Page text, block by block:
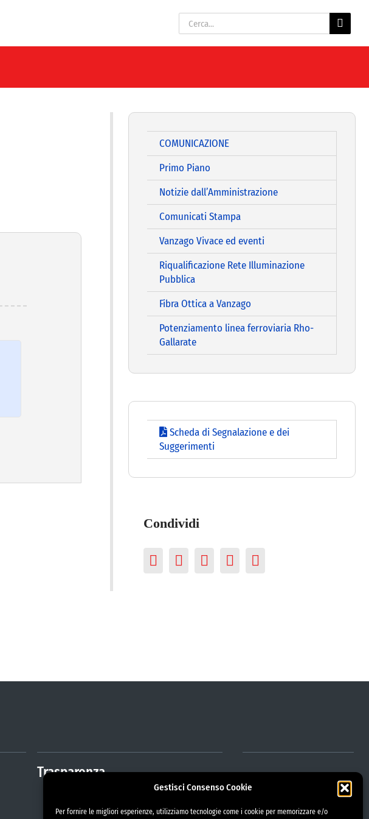
Gestisci Consenso Cookie
Per fornire le migliori esperienze, utilizziamo tecnologie come i cookie per memorizzare e/o
Cerca
per:
COMUNICAZIONE
Primo Piano
Notizie dall’Amministrazione
Comunicati Stampa
Vanzago Vivace ed eventi
Riqualificazione Rete Illuminazione
Pubblica
Fibra Ottica a Vanzago
Potenziamento linea ferroviaria Rho-
Gallarate
Scheda di Segnalazione e dei
Suggerimenti
Condividi
Trasparenza